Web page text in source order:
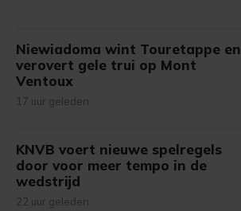
Niewiadoma wint Touretappe en
verovert gele trui op Mont
Ventoux
17 uur geleden
KNVB voert nieuwe spelregels
door voor meer tempo in de
wedstrijd
22 uur geleden